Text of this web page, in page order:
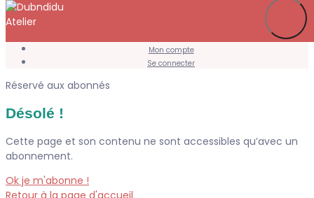
Mon compte
Se connecter
Réservé aux abonnés
Désolé !
Cette page et son contenu ne sont accessibles qu’avec un
abonnement.
Ok je m'abonne !
Retour à la page d'accueil